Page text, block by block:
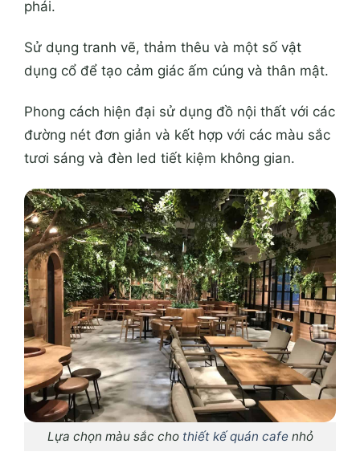
phái.
Sử dụng tranh vẽ, thảm thêu và một số vật
dụng cổ để tạo cảm giác ấm cúng và thân mật.
Phong cách hiện đại sử dụng đồ nội thất với các
đường nét đơn giản và kết hợp với các màu sắc
tươi sáng và đèn led tiết kiệm không gian.
Lựa chọn màu sắc cho thiết kế quán cafenhỏ